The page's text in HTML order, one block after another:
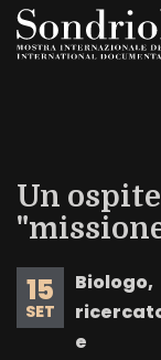
Salta
Un
15
SET
Biologo,
e